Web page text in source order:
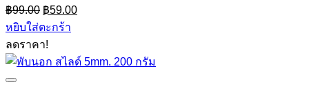
฿99.00 Original
price
was:
฿99.00.
฿59.00Current
price
หยิบใส่ตะกร้า
ลดราคา!